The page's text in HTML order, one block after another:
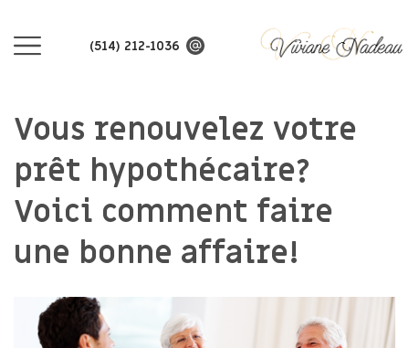
(514) 212-1036
Vous renouvelez votre
prêt hypothécaire?
Voici comment faire
une bonne affaire!